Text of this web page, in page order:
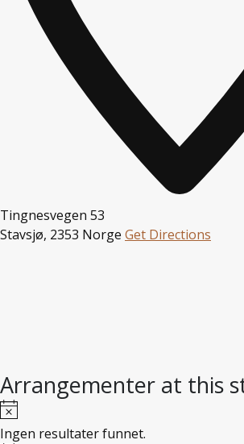
Tingnesvegen 53
Stavsjø, 2353 Norge Get Directions
Arrangementer at this
Ingen resultater funnet.